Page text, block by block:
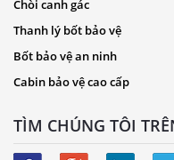
Chòi canh gác
Thanh lý bốt bảo vệ
Bốt bảo vệ an ninh
Cabin bảo vệ cao cấp
TÌM CHÚNG TÔI